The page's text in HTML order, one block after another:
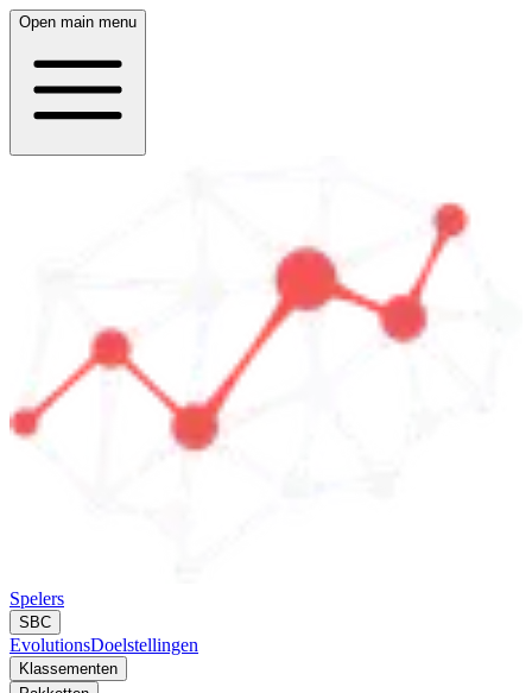
Open main menu
Spelers
SBC
EvolutionsDoelstellingen
Klassementen